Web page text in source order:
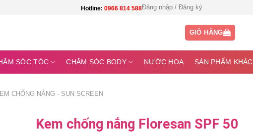
Hotline: 0966 814 588Đăng nhập / Đăng ký
GIỎ HÀNG
SÓC TÓC CHĂM SÓC BODY NƯỚC HOA SẢN PHẨM KHÁC
CHỐNG NẮNG - SUN SCREEN
Kem chống nắng Floresan SPF 50